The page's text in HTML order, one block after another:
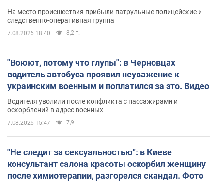
На место происшествия прибыли патрульные полицейские и
следственно-оперативная группа
7.08.2026 18:40 8,2 т.
"Воюют, потому что глупы": в Черновцах
водитель автобуса проявил неуважение к
украинским военным и поплатился за это. Видео
Водителя уволили после конфликта с пассажирами и
оскорблений в адрес военных
7.08.2026 15:47 7,9 т.
"Не следит за сексуальностью": в Киеве
консультант салона красоты оскорбил женщину
после химиотерапии, разгорелся скандал. Фото